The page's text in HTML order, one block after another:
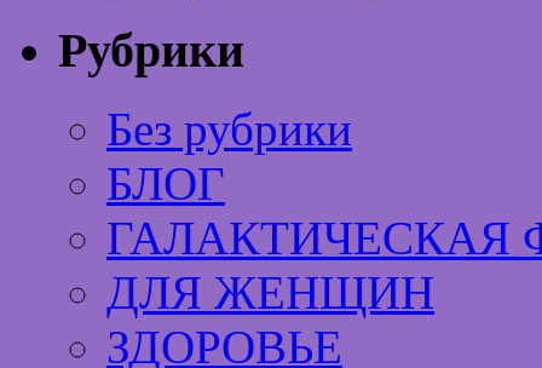
Рубрики
Без рубрики
БЛОГ
ГАЛАКТИЧЕСКАЯ
ДЛЯ ЖЕНЩИН
ЗДОРОВЬЕ